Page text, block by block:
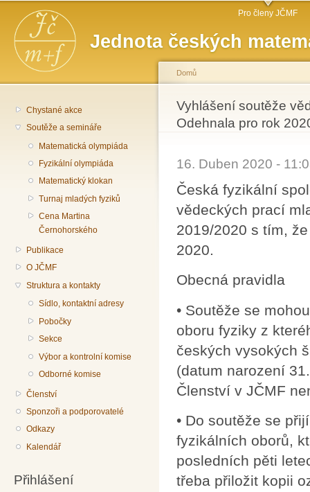
Jednota českých
Hlavní menu Pro členy JČMF
Chystané akce
Soutěže a semináře
Matematická olympiáda
Fyzikální olympiáda
Matematický klokan
Turnaj mladých fyziků
Cena Martina
Černohorského
Publikace
O JČMF
Struktura a kontakty
Sídlo, kontaktní adresy
Pobočky
Sekce
Výbor a kontrolní komise
Odborné komise
Členství
Sponzoři a podporovatelé
Odkazy
Kalendář
Přihlášení
Jste zde
Domů
Vyhlášení soutěže
Odehnala pro rok
16. Duben 2020 -
Česká fyzikální
vědeckých prací
2019/2020 s tím,
2020.
Obecná pravidla
• Soutěže se
oboru fyziky z
českých vysokých
(datum narození
Členství v JČMF
• Do soutěže se
fyzikálních oborů,
posledních pěti
třeba přiložit kopii